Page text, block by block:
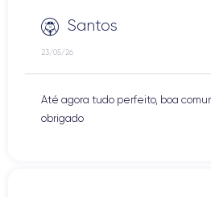
Santos
23/05/26
Até agora tudo perfeito, boa
obrigado